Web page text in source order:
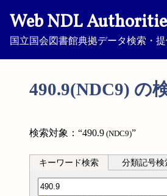
Web NDL
国立国会図書館典拠データ検索・
490.9(NDC9) の
検索対象：“490.9 (NDC9)”
キーワード検索 分類記号検
分類記号検索